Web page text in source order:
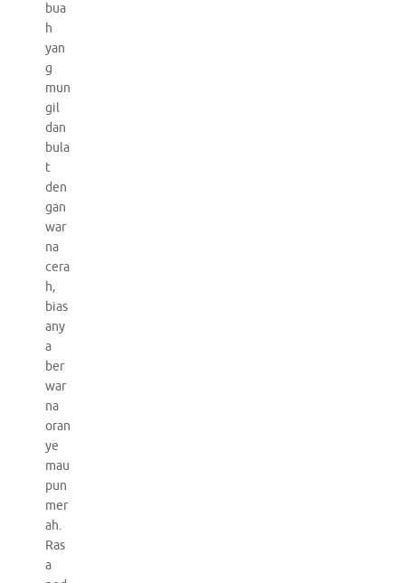
bua
h
yan
g
mun
gil
dan
bula
t
den
gan
war
na
cera
h,
bias
any
a
ber
war
na
oran
ye
mau
pun
mer
ah.
Ras
a